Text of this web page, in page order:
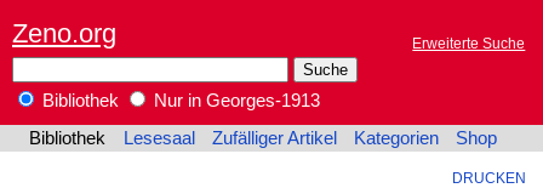
Zeno.org Erweiterte Suche
Bibliothek
Nur in Georges-1913
Bibliothek
Lesesaal Zufälliger Artikel Kategorien Shop
DRUCKEN